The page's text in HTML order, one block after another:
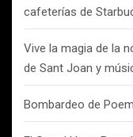
cafeterías de
Vive la magia de la
de Sant Joan y
Bombardeo de